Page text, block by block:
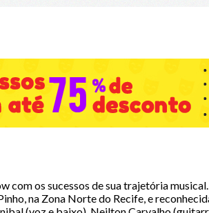
com os sucessos de sua trajetória
na Zona Norte do Recife, e